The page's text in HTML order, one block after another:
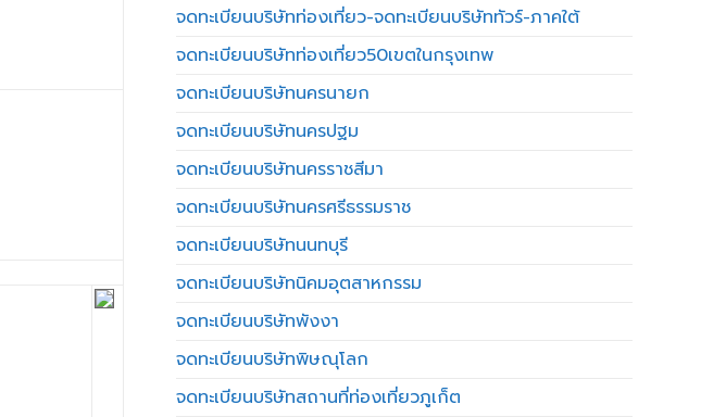
จดทะเบียนบริษัทท่องเที่ยว-จดทะเบียนบริษัททัวร์-ภาคใต้
จดทะเบียนบริษัทท่องเที่ยว50เขตในกรุงเทพ
จดทะเบียนบริษัทนครนายก
จดทะเบียนบริษัทนครปฐม
จดทะเบียนบริษัทนครราชสีมา
จดทะเบียนบริษัทนครศรีธรรมราช
จดทะเบียนบริษัทนนทบุรี
จดทะเบียนบริษัทนิคมอุตสาหกรรม
จดทะเบียนบริษัทพังงา
จดทะเบียนบริษัทพิษณุโลก
จดทะเบียนบริษัทสถานที่ท่องเที่ยวภูเก็ต